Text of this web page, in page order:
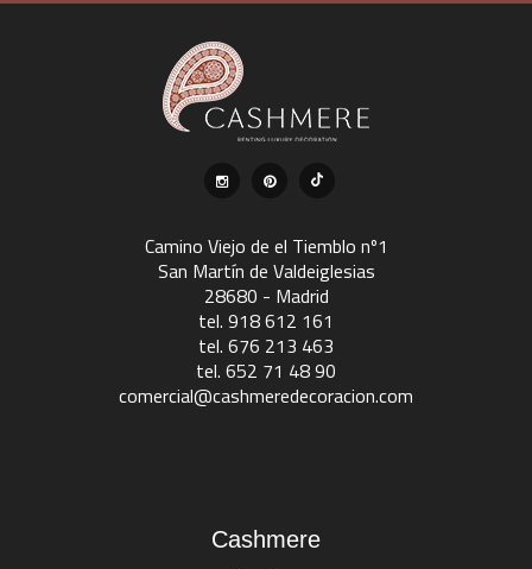
Camino Viejo de el Tiemblo nº1
San Martín de Valdeiglesias
28680 - Madrid
tel. 918 612 161
tel. 676 213 463
tel. 652 71 48 90
comercial@cashmeredecoracion.com
Cashmere